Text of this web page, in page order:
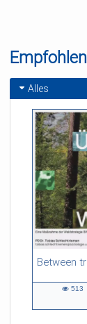
Empfohlen
Alles
54:13 duration
513